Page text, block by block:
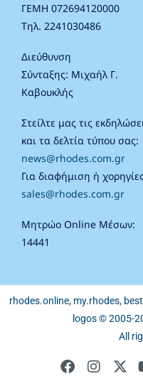
ΓΕΜΗ 072694120000
Τηλ. 2241030486
Διεύθυνση
Σύνταξης: Μιχαήλ Γ.
Καβουκλής
Στείλτε μας τις
και τα δελτία τύπου σας:
news@rhodes.com.gr
Για διαφήμιση ή
sales@rhodes.com.gr
Μητρώο Online Μέσων:
14441
rhodes.online, my.rhodes,
logos © 2005-
All